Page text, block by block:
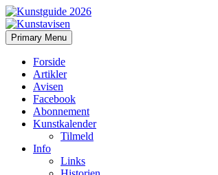
Kunstavisen
Search
Primary Menu Skip
to
Forside
Artikler
Avisen
Facebook
Abonnement
Kunstkalender
Tilmeld
Info
Links